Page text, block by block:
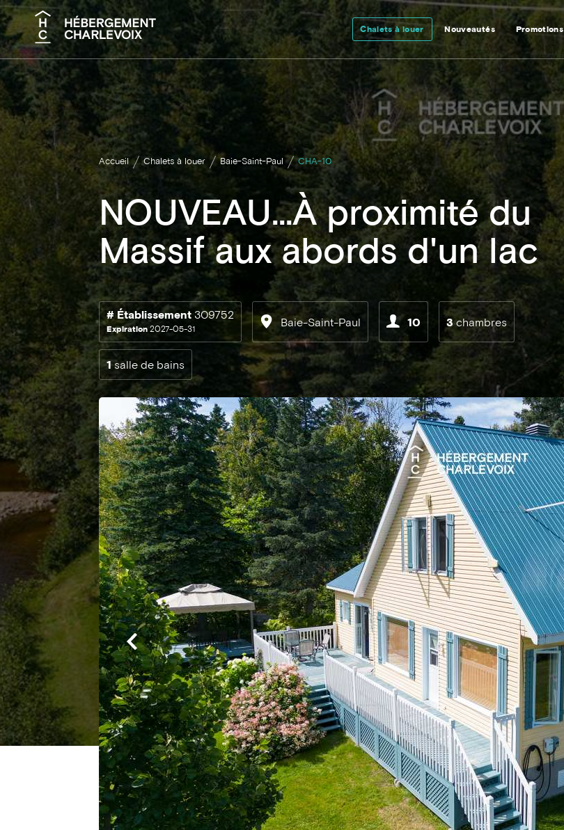
Chalets à louer Nouveautés Promotions
Recherche
Accueil Chalets à louer Baie-Saint-Paul CHA-10
NOUVEAU...À proximité du
Massif aux abords d'un lac
# Établissement 309752
Expiration 2027-05-31
Baie-Saint-Paul 10 3chambres
1 salle de bains